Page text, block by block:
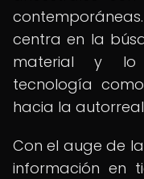
centra en la
material y lo
tecnología
hacia la
Con el auge de
información en